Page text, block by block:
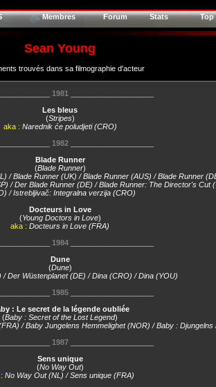
Membres Forum Stats Top
Sean Young
trouvés dans sa filmographie d'acteur
1981
Les bleus
(Stripes)
aka : Narednik će poludjeti (CRO)
1982____________________
Blade Runner
(Blade Runner)
/ Blade Runner (UK) / Blade Runner (AUS) / Blade Runner
/ Der Blade Runner (DE) / Blade Runner: The Director's Cut
/ Istrebljivač: Integralna verzija (CRO)
Docteurs in Love
(Young Doctors in Love)
aka : Docteurs in Love (FRA)
1984____________________
Dune
(Dune)
/ Der Wüstenplanet (DE) / Dina (CRO) / Dina (YOU)
1985____________________
: Le secret de la légende oubliée
(Baby : Secret of the Lost Legend)
/ Baby Jungelens Hemmelighet (NOR) / Baby : Djungelns
1987____________________
Sens unique
(No Way Out)
No Way Out (NL) / Sens unique (FRA)